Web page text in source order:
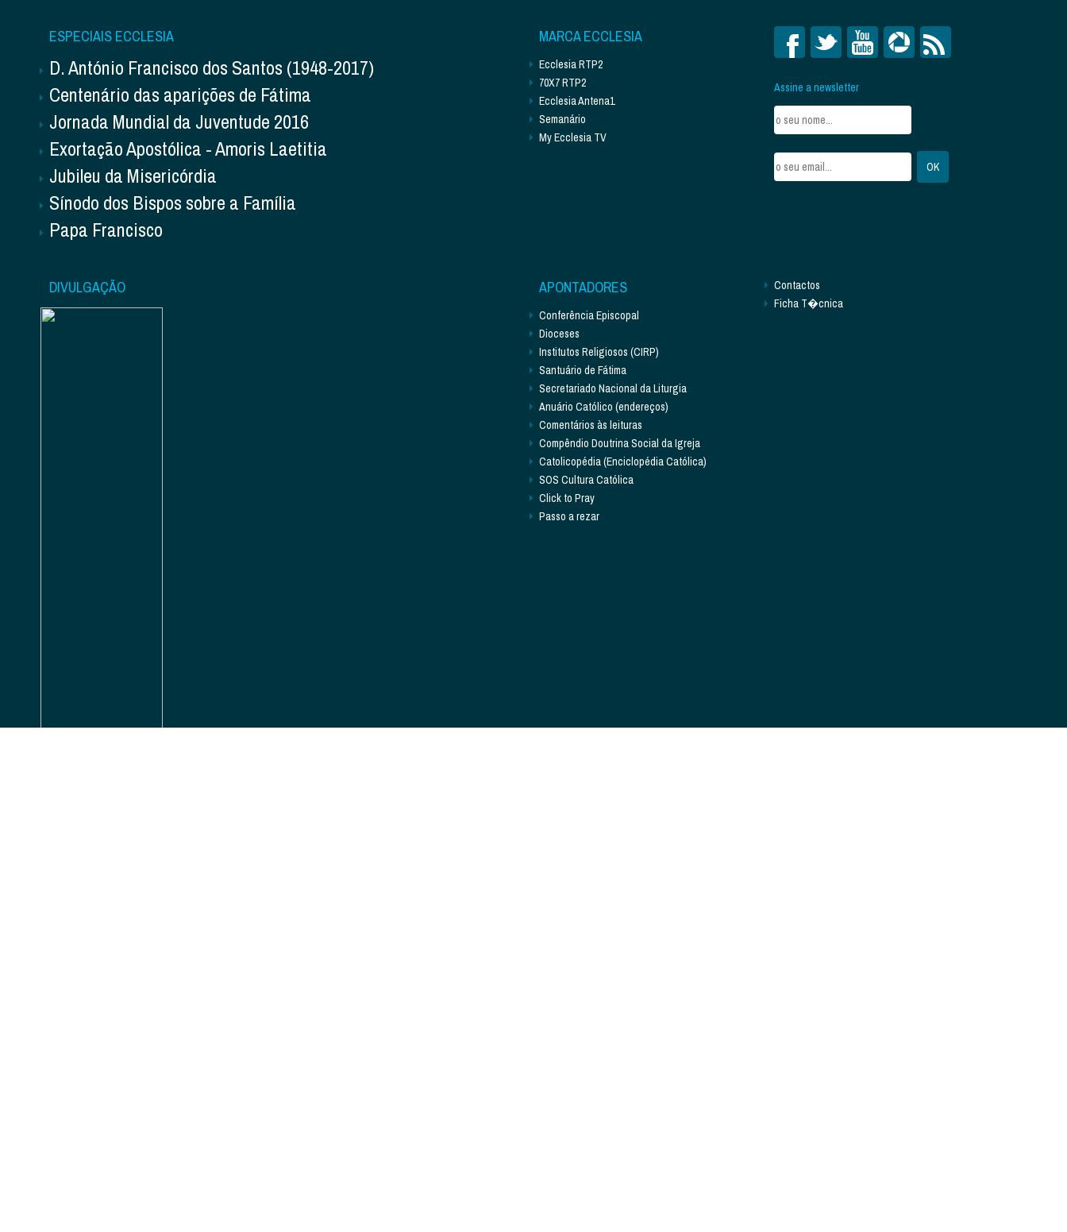
ESPECIAIS ECCLESIA
D. António Francisco dos Santos (1948-2017)
Centenário das aparições de Fátima
Jornada Mundial da Juventude 2016
Exortação Apostólica - Amoris Laetitia
Jubileu da Misericórdia
Sínodo dos Bispos sobre a Família
Papa Francisco
MARCA ECCLESIA
Ecclesia RTP2
70X7 RTP2
Ecclesia Antena1
Semanário
My Ecclesia TV
Assine a newsletter
DIVULGAÇÃO APONTADORES
Conferência Episcopal
Dioceses
Institutos Religiosos (CIRP)
Santuário de Fátima
Secretariado Nacional da Liturgia
Anuário Católico (endereços)
Comentários às leituras
Compêndio Doutrina Social da Igreja
Catolicopédia (Enciclopédia Católica)
SOS Cultura Católica
Click to Pray
Passo a rezar
Contactos
Ficha T�cnica